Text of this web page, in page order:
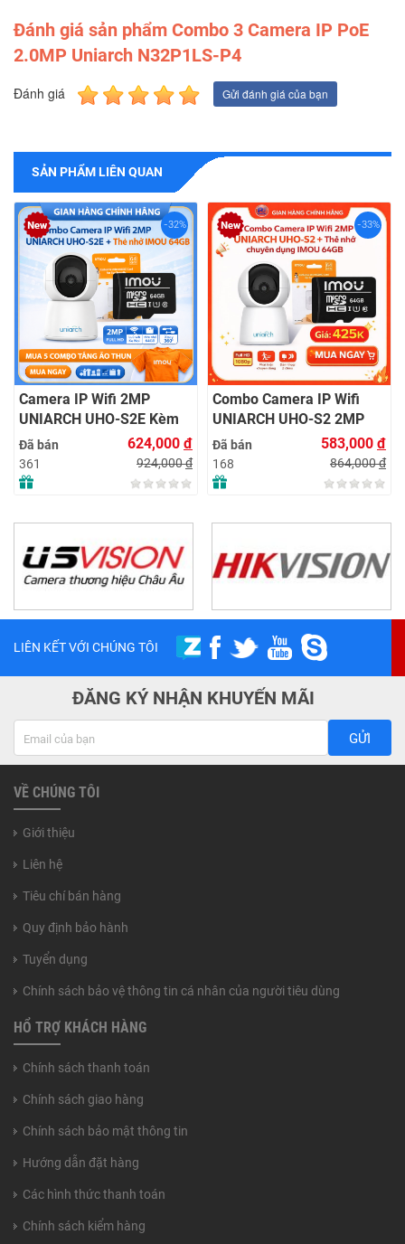
Đánh giá sản phẩm Combo 3 Camera IP PoE
2.0MP Uniarch N32P1LS-P4​
Đánh giá Gửi đánh giá của bạn
SẢN PHẨM LIÊN QUAN
-32%
Camera IP Wifi 2MP
UNIARCH UHO-S2E Kèm
Thẻ Nhớ IMOU 64GB |
Xem Từ Xa | Dễ Lắp Đặt
Đã bán
361
624,000 đ
924,000đ
-33%
Combo Camera IP Wifi
UNIARCH UHO-S2 2MP
Kèm Thẻ Nhớ IMOU 64GB
| Phù Hợp Nhà & Cửa Hàng
Đã bán
168
583,000 đ
864,000đ
LIÊN KẾT VỚI CHÚNG TÔI
ĐĂNG KÝ NHẬN KHUYẾN MÃI
GỬI
VỀ CHÚNG TÔI
Giới thiệu
Liên hệ
Tiêu chí bán hàng
Quy định bảo hành
Tuyển dụng
Chính sách bảo vệ thông tin cá nhân của người tiêu dùng
HỔ TRỢ KHÁCH HÀNG
Chính sách thanh toán
Chính sách giao hàng
Chính sách bảo mật thông tin
Hướng dẫn đặt hàng
Các hình thức thanh toán
Chính sách kiểm hàng